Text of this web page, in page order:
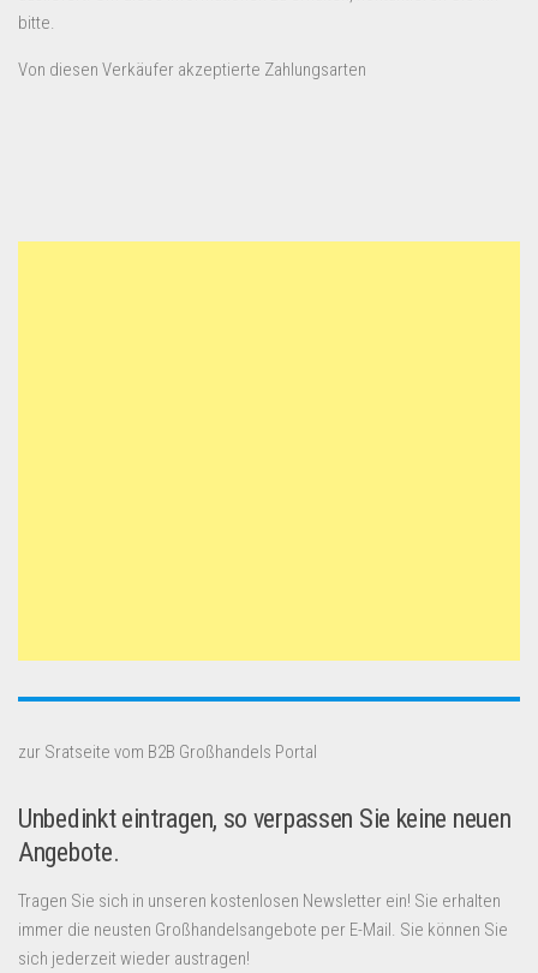
bitte.
Von diesen Verkäufer akzeptierte Zahlungsarten
zur Sratseite vom B2B Großhandels Portal
Unbedinkt eintragen, so verpassen Sie keine neuen
Angebote.
Tragen Sie sich in unseren kostenlosen Newsletter ein! Sie erhalten
immer die neusten Großhandelsangebote per E-Mail. Sie können Sie
sich jederzeit wieder austragen!